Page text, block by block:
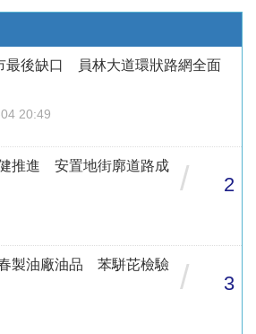
最後缺口 員林大道環狀路網全面
20:49
推進 安置地街廓道路成
/ 2
製油廠油品 苯駢芘檢驗
/ 3